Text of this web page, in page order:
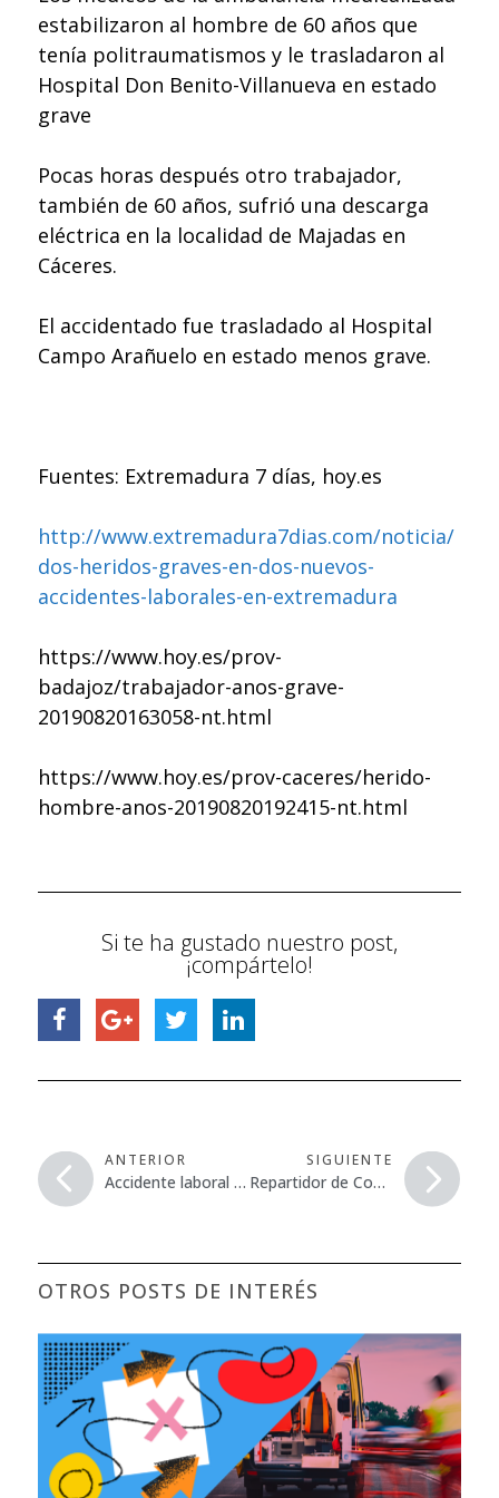
estabilizaron al hombre de 60 años que
tenía politraumatismos y le trasladaron al
Hospital Don Benito-Villanueva en estado
grave
Pocas horas después otro trabajador,
también de 60 años, sufrió una descarga
eléctrica en la localidad de Majadas en
Cáceres.
El accidentado fue trasladado al Hospital
Campo Arañuelo en estado menos grave.
Fuentes: Extremadura 7 días, hoy.es
http://www.extremadura7dias.com/noticia/
dos-heridos-graves-en-dos-nuevos-
accidentes-laborales-en-extremadura
https://www.hoy.es/prov-
badajoz/trabajador-anos-grave-
20190820163058-nt.html
https://www.hoy.es/prov-caceres/herido-
hombre-anos-20190820192415-nt.html
Si te ha gustado nuestro post,
¡compártelo!
ANTERIOR
Accidente laboral grave al caer un trabajador a un pozo seco desde una altura de 10 metros
SIGUIENTE
Repartidor de Comida fallece en un accidente de tráfico mientras realizaba su trabajo, en Huelva
OTROS POSTS DE INTERÉS